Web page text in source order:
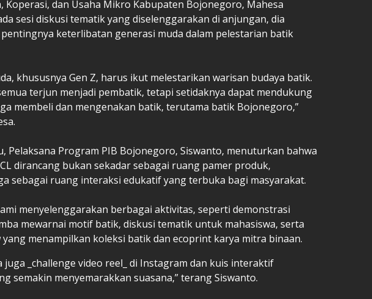
Koperasi, dan Usaha Mikro Kabupaten Bojonegoro, Mahesa
sesi diskusi tematik yang diselenggarakan di anjungan, dia
keterlibatan generasi muda dalam pelestarian batik
khususnya Gen Z, harus ikut melestarikan warisan budaya batik.
terjun menjadi pembatik, tetapi setidaknya dapat mendukung
membeli dan mengenakan batik, terutama batik Bojonegoro,”
Pelaksana Program PIB Bojonegoro, Siswanto, menuturkan bahwa
dirancang bukan sekadar sebagai ruang pamer produk,
sebagai ruang interaksi edukatif yang terbuka bagi masyarakat.
menyelenggarakan berbagai aktivitas, seperti demonstrasi
mewarnai motif batik, diskusi tematik untuk mahasiswa, serta
menampilkan koleksi batik dan ecoprint karya mitra binaan.
juga _challenge video reel_ di Instagram dan kuis interaktif
semakin menyemarakkan suasana,” terang Siswanto.